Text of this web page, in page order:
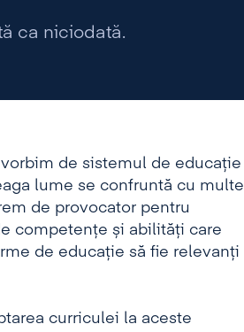
ca niciodată.
de sistemul de educație
lume se confruntă cu multe
de provocator pentru
competențe și abilități care
de educație să fie relevanți
curriculei la aceste